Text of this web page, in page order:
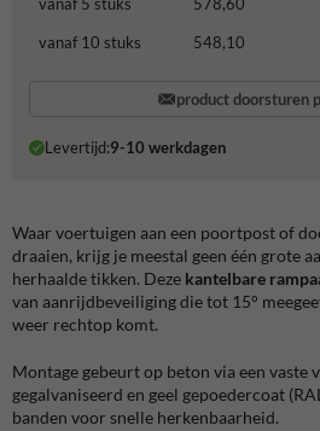
vanaf 5 stuks
578,60
vanaf 10 stuks
548,10
product doorsturen
Levertijd:9-10 werkdagen
Waar voertuigen aan een poortpost of
draaien, krijg je meestal geen één grote
herhaalde tikken. Deze kantelbare
van aanrijdbeveiliging die tot 15°
weer rechtop komt.
Montage gebeurt op beton via een vaste
gegalvaniseerd en geel gepoedercoat
banden voor snelle herkenbaarheid.